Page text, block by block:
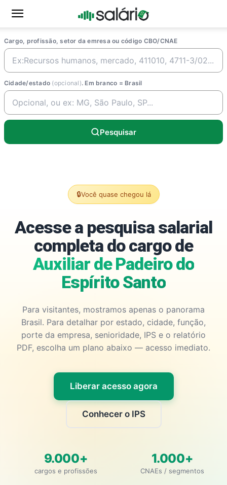
Cargo, profissão, setor da emresa ou código CBO/CNAE
Cidade/estado (opcional). Em branco = Brasil
Pesquisar
🔒Você quase chegou lá
Acesse a pesquisa salarial
completa do cargo de
Auxiliar de Padeiro do
Espírito Santo
Para visitantes, mostramos apenas o panorama
Brasil. Para detalhar por estado, cidade, função,
porte da empresa, senioridade, IPS e o relatório
PDF, escolha um plano abaixo — acesso imediato.
Liberar acesso agora
Conhecer o IPS
9.000+
cargos e profissões
1.000+
CNAEs / segmentos